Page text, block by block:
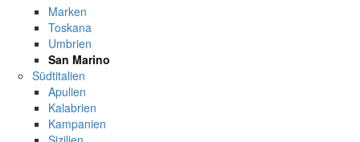
Marken
Toskana
Umbrien
San Marino
Südtitalien
Apulien
Kalabrien
Kampanien